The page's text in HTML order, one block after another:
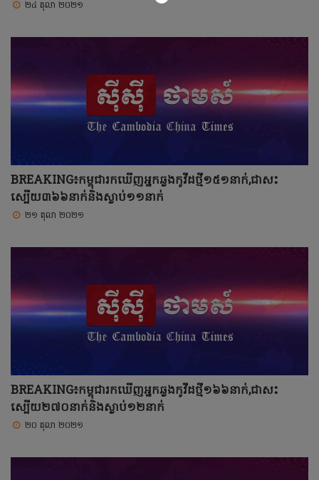
២៤ តុលា ២០២១
BREAKING៖កម្ពុជារកឃើញអ្នកឆ្លងកូវីដថ្មី១៥១នាក់,ជាសះ
ស្បើយ៣៦៦នាក់និងស្លាប់១១នាក់
២១ តុលា ២០២១
BREAKING៖កម្ពុជារកឃើញអ្នកឆ្លងកូវីដថ្មី១៦៦នាក់,ជាសះ
ស្បើយ២៧០នាក់និងស្លាប់១២នាក់
២០ តុលា ២០២១